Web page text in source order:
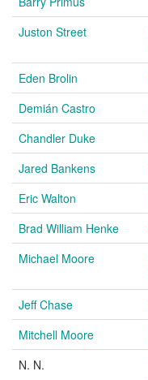
Juston Street
Eden Brolin
Demián Castro
Chandler Duke
Jared Bankens
Eric Walton
Brad William Henke
Michael Moore
Jeff Chase
Mitchell Moore
N. N.